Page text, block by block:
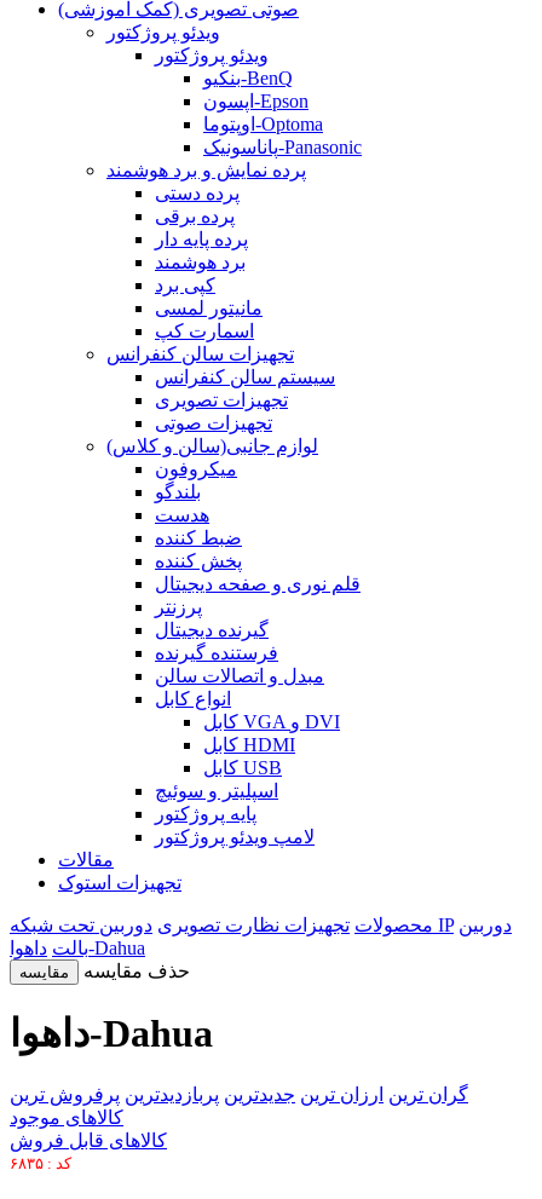
صوتی تصویری (کمک آموزشی)
ویدئو پروژکتور
ویدئو پروژکتور
بنکیو-BenQ
اپسون-Epson
اوپتوما-Optoma
پاناسونیک-Panasonic
پرده نمایش و برد هوشمند
پرده دستی
پرده برقی
پرده پایه دار
برد هوشمند
کپی برد
مانیتور لمسی
اسمارت کپ
تجهیزات سالن کنفرانس
سیستم سالن کنفرانس
تجهیزات تصویری
تجهیزات صوتی
لوازم جانبی(سالن و کلاس)
میکروفون
بلندگو
هدست
ضبط کننده
پخش کننده
قلم نوری و صفحه دیجیتال
پرزنتر
گیرنده دیجیتال
فرستنده گیرنده
مبدل و اتصالات سالن
انواع کابل
کابل VGA و DVI
کابل HDMI
کابل USB
اسپلیتر و سوئیچ
پایه پروژکتور
لامپ ویدئو پروژکتور
مقالات
تجهیزات استوک
محصولات تجهیزات نظارت تصویری دوربین تحت شبکه IP دوربین
بالتداهوا-Dahua
مقایسه حذف مقایسه
داهوا-Dahua
گران ترین ارزان ترین جدیدترین پربازدیدترین پرفروش ترین
کالاهای موجود
کالاهای قابل فروش
کد : ۶۸۳۵